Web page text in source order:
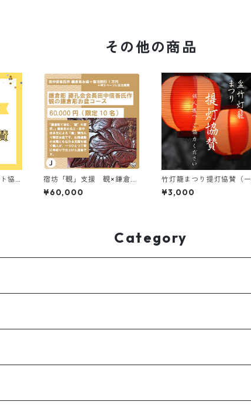
その他の商品
協
で
宿坊「観」支援 観×鎌倉彫
お盆
¥60,000
竹灯籠まつり提灯協賛（一
口三千円から何口でも）
¥3,000
Category